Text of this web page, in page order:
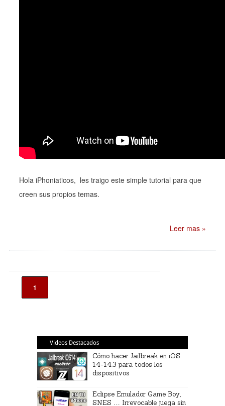
Hola iPhoniaticos, les traigo este simple tutorial para que
creen sus propios temas.
Leer mas »
1
Videos Destacados
Cómo hacer Jailbreak en iOS
14-14.3 para todos los
dispositivos
Eclipse Emulador Game Boy,
SNES … Irrevocable juega sin